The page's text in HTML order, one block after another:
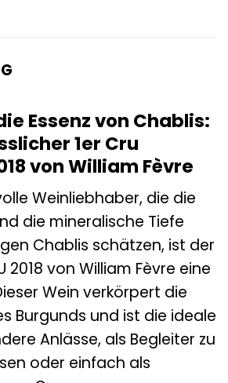
Essenz von Chablis:
1er Cru
von William Fèvre
Weinliebhaber, die die
die mineralische Tiefe
Chablis schätzen, ist der
2018 von William Fèvre eine
Wein verkörpert die
Burgunds und ist die ideale
Anlässe, als Begleiter zu
oder einfach als